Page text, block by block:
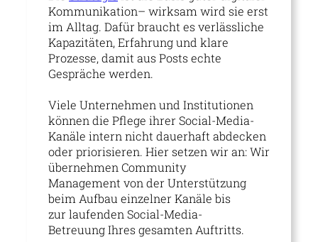
Kommunikation– wirksam wird sie erst
im Alltag. Dafür braucht es verlässliche
Kapazitäten, Erfahrung und klare
Prozesse, damit aus Posts echte
Gespräche werden.
Viele Unternehmen und Institutionen
können die Pflege ihrer Social-Media-
Kanäle intern nicht dauerhaft abdecken
oder priorisieren. Hier setzen wir an: Wir
übernehmen Community
Management von der Unterstützung
beim Aufbau einzelner Kanäle bis
zur laufenden Social-Media-
Betreuung Ihres gesamten Auftritts.